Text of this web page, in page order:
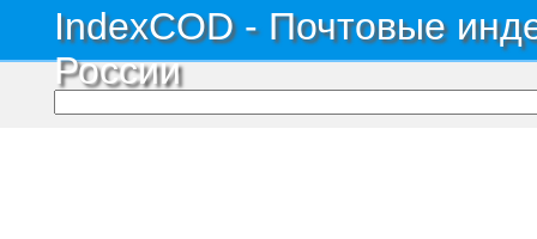
IndexCOD - Почтовые
России